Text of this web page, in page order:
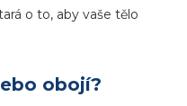
o to, aby vaše tělo
obojí?